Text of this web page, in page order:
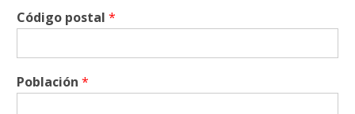
Código postal *
Población *